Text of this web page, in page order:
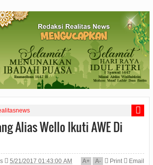
Alias Wello Ikuti AWE Di
5/21/2017 01:43:00 AM A+ A- Print
Email